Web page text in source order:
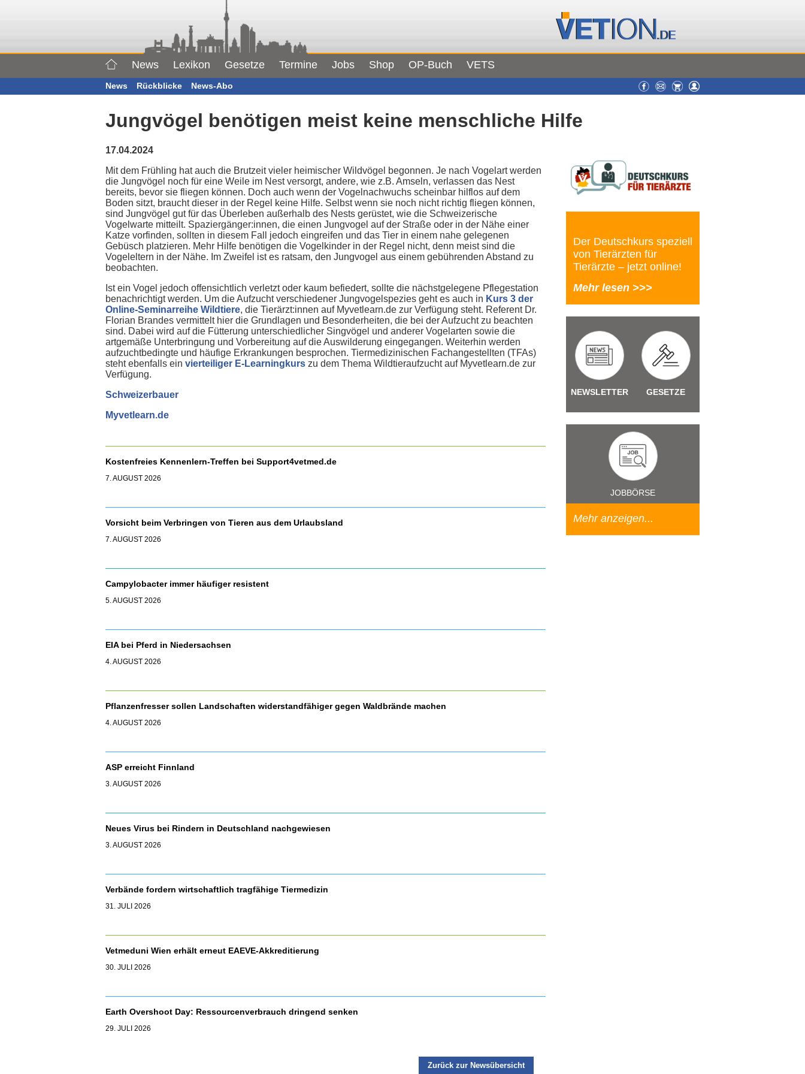
News Lexikon Gesetze Termine Jobs Shop OP-Buch VETS
News Rückblicke News-Abo
Jungvögel benötigen meist keine menschliche Hilfe
17.04.2024
Mit dem Frühling hat auch die Brutzeit vieler heimischer Wildvögel begonnen. Je nach Vogelart werden
die Jungvögel noch für eine Weile im Nest versorgt, andere, wie z.B. Amseln, verlassen das Nest
bereits, bevor sie fliegen können. Doch auch wenn der Vogelnachwuchs scheinbar hilflos auf dem
Boden sitzt, braucht dieser in der Regel keine Hilfe. Selbst wenn sie noch nicht richtig fliegen können,
sind Jungvögel gut für das Überleben außerhalb des Nests gerüstet, wie die Schweizerische
Vogelwarte mitteilt. Spaziergänger:innen, die einen Jungvogel auf der Straße oder in der Nähe einer
Katze vorfinden, sollten in diesem Fall jedoch eingreifen und das Tier in einem nahe gelegenen
Gebüsch platzieren. Mehr Hilfe benötigen die Vogelkinder in der Regel nicht, denn meist sind die
Vogeleltern in der Nähe. Im Zweifel ist es ratsam, den Jungvogel aus einem gebührenden Abstand zu
beobachten.
Ist ein Vogel jedoch offensichtlich verletzt oder kaum befiedert, sollte die nächstgelegene Pflegestation
benachrichtigt werden. Um die Aufzucht verschiedener Jungvogelspezies geht es auch in Kurs 3 der
Online-Seminarreihe Wildtiere, die Tierärzt:innen auf Myvetlearn.de zur Verfügung steht. Referent Dr.
Florian Brandes vermittelt hier die Grundlagen und Besonderheiten, die bei der Aufzucht zu beachten
sind. Dabei wird auf die Fütterung unterschiedlicher Singvögel und anderer Vogelarten sowie die
artgemäße Unterbringung und Vorbereitung auf die Auswilderung eingegangen. Weiterhin werden
aufzuchtbedingte und häufige Erkrankungen besprochen. Tiermedizinischen Fachangestellten (TFAs)
steht ebenfalls ein vierteiliger E-Learningkurs zu dem Thema Wildtieraufzucht auf Myvetlearn.de zur
Verfügung.
Schweizerbauer
Myvetlearn.de
Kostenfreies Kennenlern-Treffen bei Support4vetmed.de
7. AUGUST 2026
Vorsicht beim Verbringen von Tieren aus dem Urlaubsland
7. AUGUST 2026
Campylobacter immer häufiger resistent
5. AUGUST 2026
EIA bei Pferd in Niedersachsen
4. AUGUST 2026
Pflanzenfresser sollen Landschaften widerstandfähiger gegen Waldbrände machen
4. AUGUST 2026
ASP erreicht Finnland
3. AUGUST 2026
Neues Virus bei Rindern in Deutschland nachgewiesen
3. AUGUST 2026
Verbände fordern wirtschaftlich tragfähige Tiermedizin
31. JULI 2026
Vetmeduni Wien erhält erneut EAEVE-Akkreditierung
30. JULI 2026
Earth Overshoot Day: Ressourcenverbrauch dringend senken
29. JULI 2026
Zurück zur Newsübersicht
Der Deutschkurs speziell
von Tierärzten für
Tierärzte – jetzt online!
Mehr lesen >>>
NEWSLETTER GESETZE
JOBBÖRSE
Mehr anzeigen...